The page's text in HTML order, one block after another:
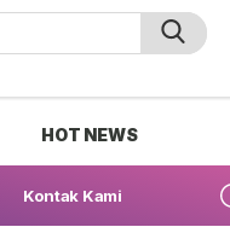
HOT NEWS
Kontak Kami